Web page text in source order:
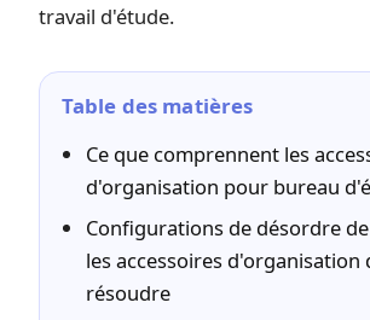
travail d'étude.
Table des matières
Ce que comprennent les
d'organisation pour bureau
Configurations de désordre
les accessoires d'organisation
résoudre